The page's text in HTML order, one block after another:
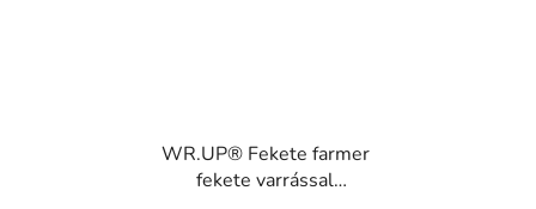
WR.UP® Fekete farmer
fekete varrással